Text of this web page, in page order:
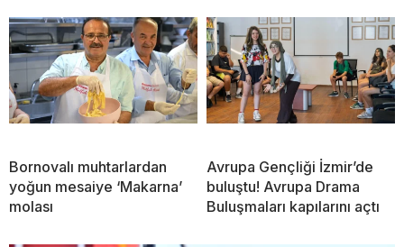
Bornovalı muhtarlardan
yoğun mesaiye ‘Makarna’
molası
Avrupa Gençliği İzmir’de
buluştu! Avrupa Drama
Buluşmaları kapılarını açtı